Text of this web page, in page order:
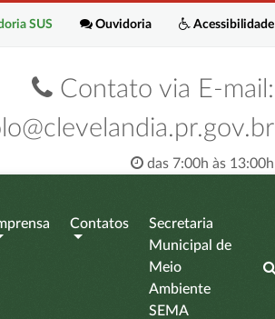
Acessibilidade
Ouvidoria
SUS
Contato via E-mail:
das 7:00h às 13:00h
Contatos
Secretaria
Municipal de
Meio
Ambiente
SEMA